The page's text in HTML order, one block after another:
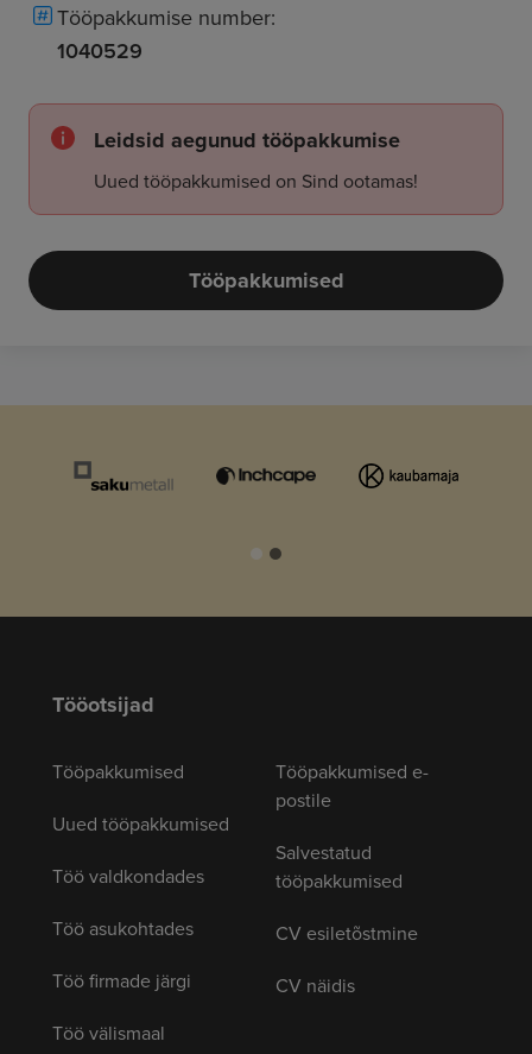
Tööpakkumise number:
1040529
Leidsid aegunud tööpakkumise
Uued tööpakkumised on Sind ootamas!
Tööpakkumised
Tööotsijad
Tööpakkumised
Uued tööpakkumised
Töö valdkondades
Töö asukohtades
Töö firmade järgi
Töö välismaal
Tööpakkumised e-
postile
Salvestatud
tööpakkumised
CV esiletõstmine
CV näidis